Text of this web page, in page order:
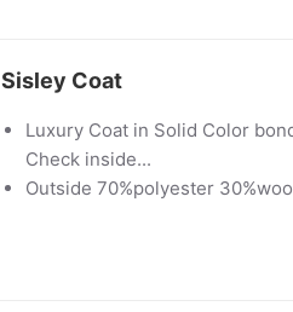
Sisley Coat
Luxury Coat in Solid Color
Check inside...
Outside 70%polyester